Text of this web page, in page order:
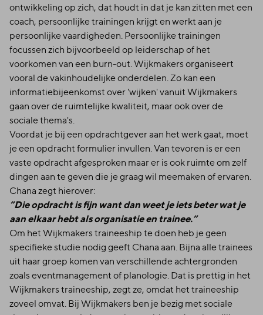
ontwikkeling op zich, dat houdt in dat je kan zitten met een
coach, persoonlijke trainingen krijgt en werkt aan je
persoonlijke vaardigheden. Persoonlijke trainingen
focussen zich bijvoorbeeld op leiderschap of het
voorkomen van een burn-out. Wijkmakers organiseert
vooral de vakinhoudelijke onderdelen. Zo kan een
informatiebijeenkomst over 'wijken' vanuit Wijkmakers
gaan over de ruimtelijke kwaliteit, maar ook over de
sociale thema's.
Voordat je bij een opdrachtgever aan het werk gaat, moet
je een opdracht formulier invullen. Van tevoren is er een
vaste opdracht afgesproken maar er is ook ruimte om zelf
dingen aan te geven die je graag wil meemaken of ervaren.
Chana zegt hierover:
“Die opdracht is fijn want dan weet je iets beter wat je
aan elkaar hebt als organisatie en trainee.”
Om het Wijkmakers traineeship te doen heb je geen
specifieke studie nodig geeft Chana aan. Bijna alle trainees
uit haar groep komen van verschillende achtergronden
zoals eventmanagement of planologie. Dat is prettig in het
Wijkmakers traineeship, zegt ze, omdat het traineeship
zoveel omvat. Bij Wijkmakers ben je bezig met sociale